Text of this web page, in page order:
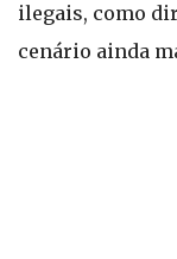
ilegais, como
cenário ainda